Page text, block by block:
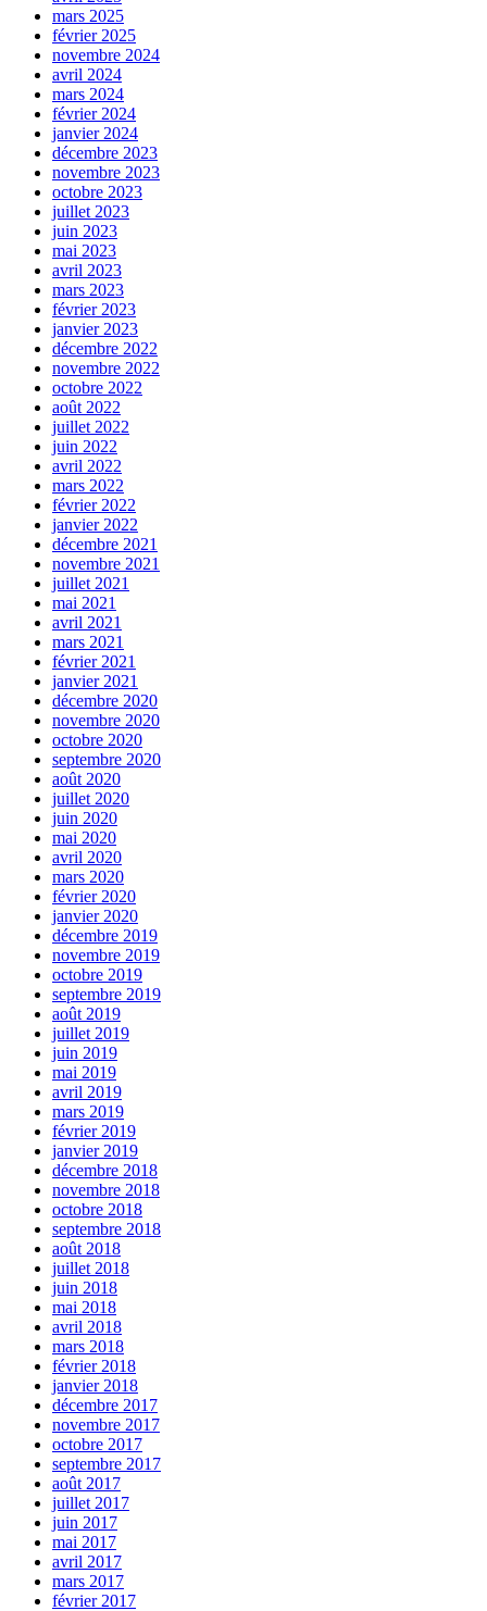
mars 2025
février 2025
novembre 2024
avril 2024
mars 2024
février 2024
janvier 2024
décembre 2023
novembre 2023
octobre 2023
juillet 2023
juin 2023
mai 2023
avril 2023
mars 2023
février 2023
janvier 2023
décembre 2022
novembre 2022
octobre 2022
août 2022
juillet 2022
juin 2022
avril 2022
mars 2022
février 2022
janvier 2022
décembre 2021
novembre 2021
juillet 2021
mai 2021
avril 2021
mars 2021
février 2021
janvier 2021
décembre 2020
novembre 2020
octobre 2020
septembre 2020
août 2020
juillet 2020
juin 2020
mai 2020
avril 2020
mars 2020
février 2020
janvier 2020
décembre 2019
novembre 2019
octobre 2019
septembre 2019
août 2019
juillet 2019
juin 2019
mai 2019
avril 2019
mars 2019
février 2019
janvier 2019
décembre 2018
novembre 2018
octobre 2018
septembre 2018
août 2018
juillet 2018
juin 2018
mai 2018
avril 2018
mars 2018
février 2018
janvier 2018
décembre 2017
novembre 2017
octobre 2017
septembre 2017
août 2017
juillet 2017
juin 2017
mai 2017
avril 2017
mars 2017
février 2017